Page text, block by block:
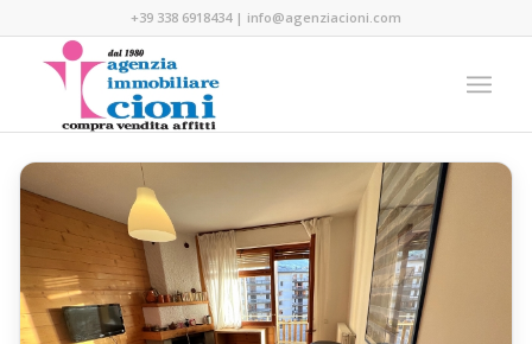
+39 338 6918434| info@agenziacioni.com